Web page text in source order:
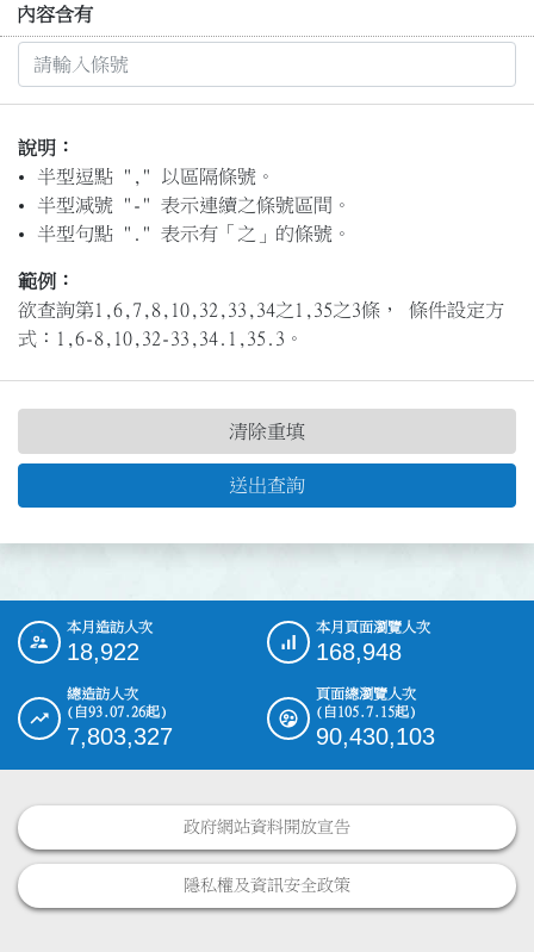
內容含有
說明：
半型逗點 "," 以區隔條號。
半型減號 "-" 表示連續之條號區間。
半型句點 "." 表示有「之」的條號。
範例：
欲查詢第1,6,7,8,10,32,33,34之1,35之3條， 條件設定方
式：1,6-8,10,32-33,34.1,35.3。
送出查詢
清除重填
::: 本月造訪人次
18,922
本月頁面瀏覽人次
168,948
總造訪人次
(自93.07.26起)
7,803,327
頁面總瀏覽人次
(自105.7.15起)
90,430,103
政府網站資料開放宣告
隱私權及資訊安全政策